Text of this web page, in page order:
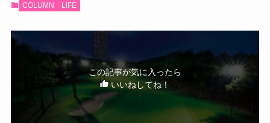
COLUMN LIFE
この記事が気に入ったら
いいねしてね！